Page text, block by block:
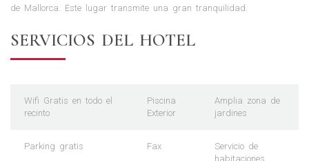
de Mallorca. Este lugar transmite una gran tranquilidad.
SERVICIOS DEL HOTEL
Wifi Gratis en todo el
recinto
Piscina
Exterior
Amplia zona de
jardines
Parking gratis Fax
Servicio de
habitaciones